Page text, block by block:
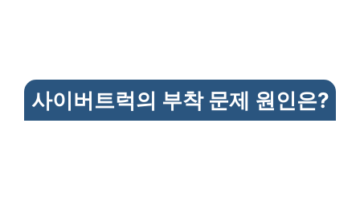
사이버트럭의 부착 문제 원인은?